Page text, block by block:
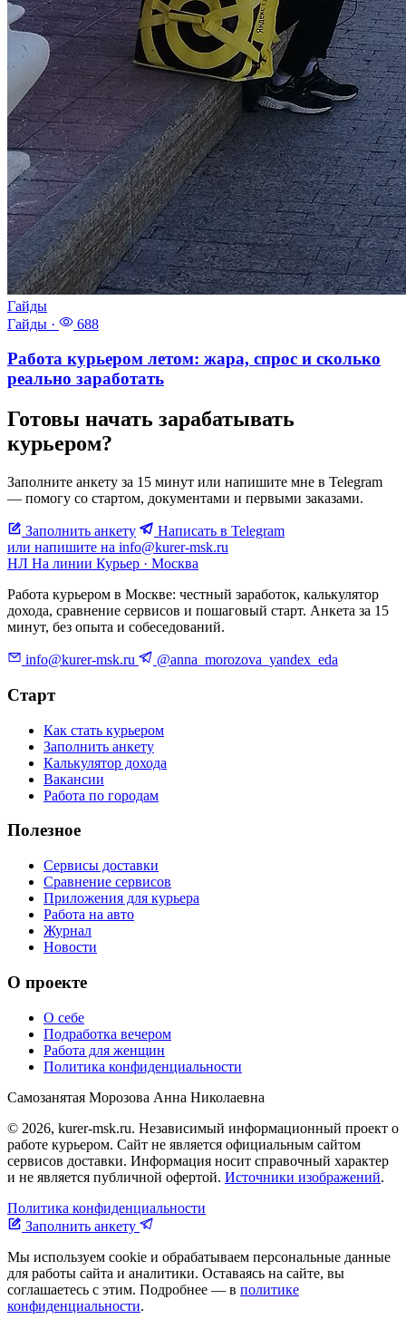
Гайды
Гайды · 688
Работа курьером летом: жара, спрос и сколько
реально заработать
Готовы начать зарабатывать
курьером?
Заполните анкету за 15 минут или напишите мне в Telegram
— помогу со стартом, документами и первыми заказами.
Заполнить анкету
Написать в Telegram
или напишите на info@kurer-msk.ru
НЛ На линии Курьер · Москва
Работа курьером в Москве: честный заработок, калькулятор
дохода, сравнение сервисов и пошаговый старт. Анкета за 15
минут, без опыта и собеседований.
info@kurer-msk.ru @anna_morozova_yandex_eda
Старт
Как стать курьером
Заполнить анкету
Калькулятор дохода
Вакансии
Работа по городам
Полезное
Сервисы доставки
Сравнение сервисов
Приложения для курьера
Работа на авто
Журнал
Новости
О проекте
О себе
Подработка вечером
Работа для женщин
Политика конфиденциальности
Самозанятая Морозова Анна Николаевна
© 2026, kurer-msk.ru. Независимый информационный проект о
работе курьером. Сайт не является официальным сайтом
сервисов доставки. Информация носит справочный характер
и не является публичной офертой. Источники изображений.
Политика конфиденциальности
Заполнить анкету
Мы используем cookie и обрабатываем персональные данные
для работы сайта и аналитики. Оставаясь на сайте, вы
соглашаетесь с этим. Подробнее — в политике
конфиденциальности.